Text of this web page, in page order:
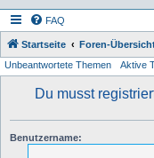
FAQ
Startseite Foren-
Unbeantwortete Themen Aktive
Du musst
Benutzername: